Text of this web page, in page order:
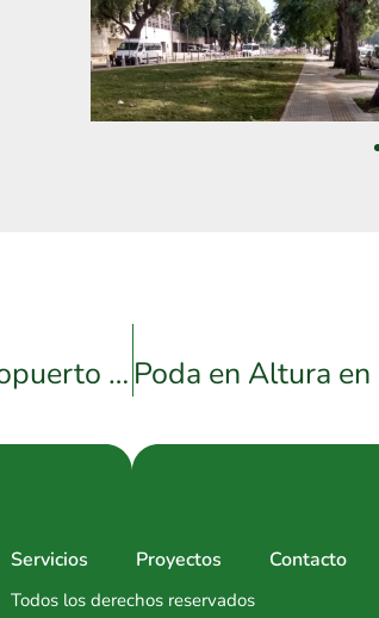
Operaciones de Mantenimiento en el Aeropuerto de Salta: Trabajo en Horarios No Convencionales
Servicios Proyectos Contacto
Todos los derechos reservados